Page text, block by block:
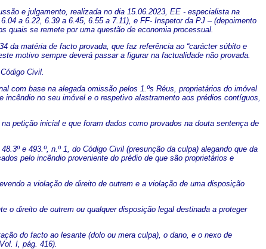
e julgamento, realizada no dia 15.06.2023, EE - especialista na
a 6.22, 6.39 a 6.45, 6.55 a 7.11), e FF- Inspetor da PJ – (depoimento
quais se remete por uma questão de economia processual.
da matéria de facto provada, que faz referência ao “carácter súbito e
motivo sempre deverá passar a figurar na factualidade não provada.
Civil.
com base na alegada omissão pelos 1.ºs Réus, proprietários do imóvel
no seu imóvel e o respetivo alastramento aos prédios contíguos,
petição inicial e que foram dados como provados na douta sentença de
e 493.º, n.º 1, do Código Civil (presunção da culpa) alegando que da
pelo incêndio proveniente do prédio de que são proprietários e
a violação de direito de outrem e a violação de uma disposição
o direito de outrem ou qualquer disposição legal destinada a proteger
do facto ao lesante (dolo ou mera culpa), o dano, e o nexo de
I, pág. 416).